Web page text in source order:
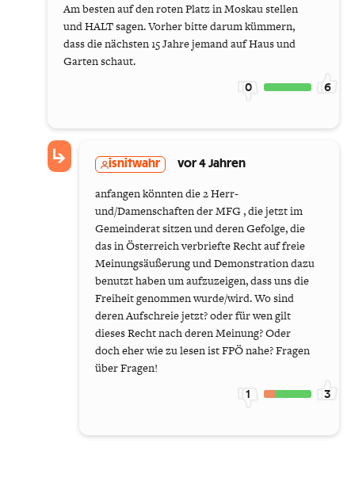
Am besten auf den roten Platz in Moskau stellen
und HALT sagen. Vorher bitte darum kümmern,
dass die nächsten 15 Jahre jemand auf Haus und
Garten schaut.
0 6
isnitwahr vor 4 Jahren
anfangen könnten die 2 Herr-
und/Damenschaften der MFG , die jetzt im
Gemeinderat sitzen und deren Gefolge, die
das in Österreich verbriefte Recht auf freie
Meinungsäußerung und Demonstration dazu
benutzt haben um aufzuzeigen, dass uns die
Freiheit genommen wurde/wird. Wo sind
deren Aufschreie jetzt? oder für wen gilt
dieses Recht nach deren Meinung? Oder
doch eher wie zu lesen ist FPÖ nahe? Fragen
über Fragen!
1 3